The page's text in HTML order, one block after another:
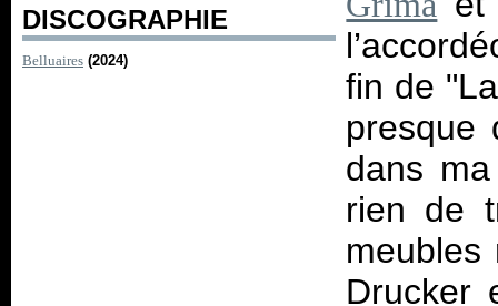
DISCOGRAPHIE
Belluaires (2024)
fin de
presque
dans
rien de
meubles
Drucker